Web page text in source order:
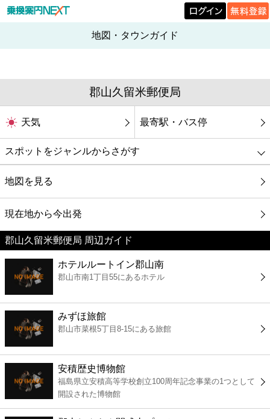
地図・タウンガイド
郡山久留米郵便局
天気 最寄駅・バス停
スポットをジャンルからさがす
グルメ
映画
美容
コンビニ
薬局
スーパー
エンタメ
レジャー
地図を見る
現在地から今出発
郡山久留米郵便局 周辺ガイド
ホテルルートイン郡山南
郡山市南1丁目55にあるホテル
みずほ旅館
郡山市菜根5丁目8-15にある旅館
安積歴史博物館
福島県立安積高等学校創立100周年記念事業の1つとして
開設された博物館